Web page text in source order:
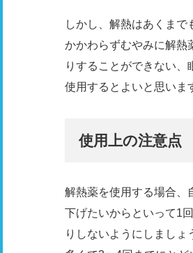
しかし、解熱はあくま
かかわらずむやみに解熱
りすることができない
使用するとよいと思いま
使用上の注意点
解熱薬を使用する場合、
下げたいからといって1
りしないようにしまし